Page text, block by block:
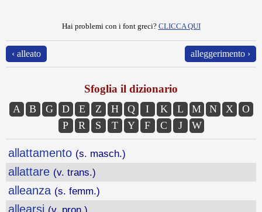
Hai problemi con i font greci? CLICCA QUI
‹ alleato alleggerimento ›
Sfoglia il dizionario
A B G D E Z H Q I K L M N X
O
P
R S T Y F C J W
allattamento (s. masch.)
allattare (v. trans.)
alleanza (s. femm.)
allearsi